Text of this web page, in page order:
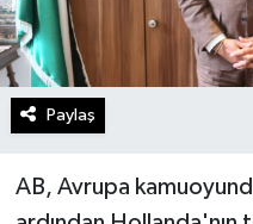
Paylaş
AB, Avrupa